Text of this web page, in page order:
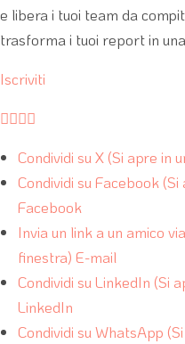
e libera i tuoi team da
trasforma i tuoi report in
Iscriviti

Condividi su X (Si apre in
Condividi su Facebook
Facebook
Invia un link a un amico
finestra) E-mail
Condividi su LinkedIn (Si
LinkedIn
Condividi su WhatsApp